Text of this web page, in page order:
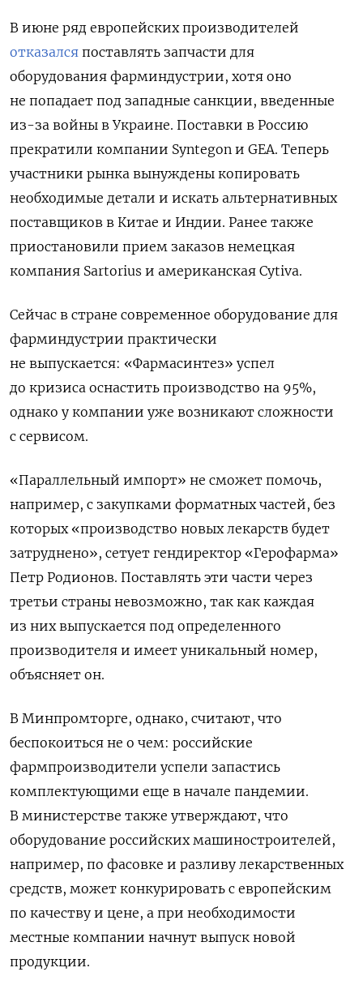
В июне ряд европейских производителей
отказался поставлять запчасти для
оборудования фарминдустрии, хотя оно
не попадает под западные санкции, введенные
из-за войны в Украине. Поставки в Россию
прекратили компании Syntegon и GEA. Теперь
участники рынка вынуждены копировать
необходимые детали и искать альтернативных
поставщиков в Китае и Индии. Ранее также
приостановили прием заказов немецкая
компания Sartorius и американская Cytiva.
Сейчас в стране современное оборудование для
фарминдустрии практически
не выпускается: «Фармасинтез» успел
до кризиса оснастить производство на 95%,
однако у компании уже возникают сложности
с сервисом.
«Параллельный импорт» не сможет помочь,
например, с закупками форматных частей, без
которых «производство новых лекарств будет
затруднено», сетует гендиректор «Герофарма»
Петр Родионов. Поставлять эти части через
третьи страны невозможно, так как каждая
из них выпускается под определенного
производителя и имеет уникальный номер,
объясняет он.
В Минпромторге, однако, считают, что
беспокоиться не о чем: российские
фармпроизводители успели запастись
комплектующими еще в начале пандемии.
В министерстве также утверждают, что
оборудование российских машиностроителей,
например, по фасовке и разливу лекарственных
средств, может конкурировать с европейским
по качеству и цене, а при необходимости
местные компании начнут выпуск новой
продукции.